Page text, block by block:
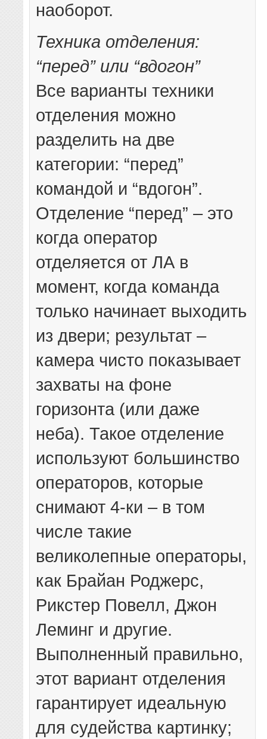
наоборот.
Техника отделения:
“перед” или “вдогон”
Все варианты техники
отделения можно
разделить на две
категории: “перед”
командой и “вдогон”.
Отделение “перед” – это
когда оператор
отделяется от ЛА в
момент, когда команда
только начинает выходить
из двери; результат –
камера чисто показывает
захваты на фоне
горизонта (или даже
неба). Такое отделение
используют большинство
операторов, которые
снимают 4-ки – в том
числе такие
великолепные операторы,
как Брайан Роджерс,
Рикстер Повелл, Джон
Леминг и другие.
Выполненный правильно,
этот вариант отделения
гарантирует идеальную
для судейства картинку;